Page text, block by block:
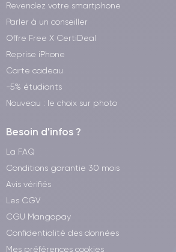
Revendez votre smartphone
Parler à un conseiller
Offre Free X CertiDeal
Reprise iPhone
Carte cadeau
-5% étudiants
Nouveau : le choix sur photo
Besoin d'infos ?
La FAQ
Conditions garantie 30 mois
Avis vérifiés
Les CGV
CGU Mangopay
Confidentialité des données
Mes préférences cookies